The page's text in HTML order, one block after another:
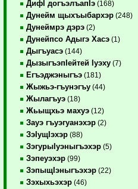
ДифI догъэлъапIэ (168)
Дунейм щыхъыбархэр (248)
Дунеймрэ дэрэ (2)
Дунейпсо Адыгэ Хасэ (1)
Дыгъуасэ (144)
ДызыгъэпIейтей Iуэху (7)
Егъэджэныгъэ (181)
Жыжьэ-гъунэгъу (44)
Жылагъуэ (18)
Жьыщхьэ махуэ (12)
Зауэ гъуэгуанэхэр (2)
ЗэIущIэхэр (88)
ЗэгурыIуэныгъэхэр (5)
Зэпеуэхэр (99)
ЗэпыщIэныгъэхэр (22)
Зэхыхьэхэр (46)